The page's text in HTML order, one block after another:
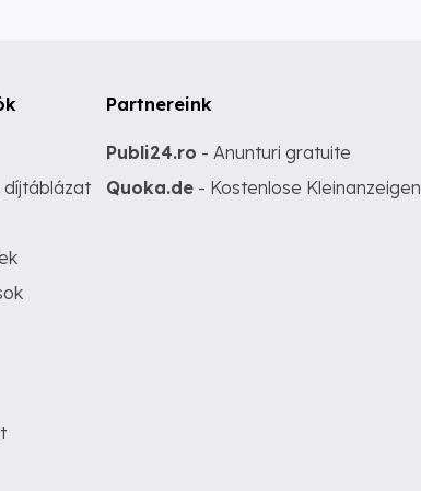
díjtáblázat
Partnereink
Publi24.ro - Anunturi gratuite
Quoka.de - Kostenlose Kleinanzeigen